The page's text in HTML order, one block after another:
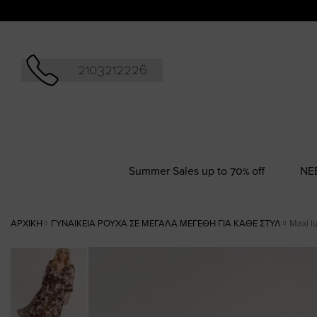
2103212226
Summer Sales up to 70% off
ΑΡΧΙΚΉ ΓΥΝΑΙΚΕΊΑ ΡΟΎΧΑ ΣΕ ΜΕΓΆΛΑ ΜΕΓΈΘΗ ΓΙΑ ΚΆΘΕ ΣΤΥΛ Maxi
end